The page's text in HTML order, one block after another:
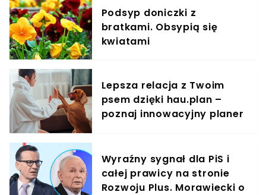
Podsyp doniczki z
bratkami. Obsypią się
kwiatami
Lepsza relacja z Twoim
psem dzięki hau.plan –
poznaj innowacyjny planer
Wyraźny sygnał dla PiS i
całej prawicy na stronie
Rozwoju Plus. Morawiecki o